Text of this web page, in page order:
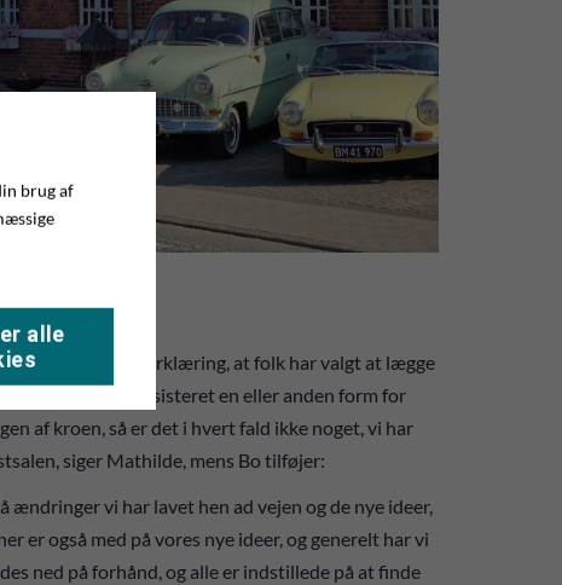
en stor tillidserklæring, at folk har valgt at lægge
skulle der have eksisteret en eller anden form for
af kroen, så er det i hvert fald ikke noget, vi har
siger Mathilde, mens Bo tilføjer:
ændringer vi har lavet hen ad vejen og de nye ideer,
er også med på vores nye ideer, og generelt har vi
ned på forhånd, og alle er indstillede på at finde
brug af
alle